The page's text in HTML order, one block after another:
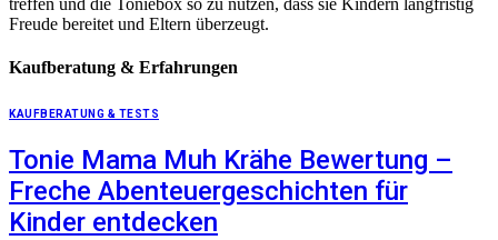
Freude bereitet und Eltern überzeugt.
Kaufberatung & Erfahrungen
KAUFBERATUNG & TESTS
Tonie Mama Muh Krähe Bewertung –
Freche Abenteuergeschichten für
Kinder entdecken